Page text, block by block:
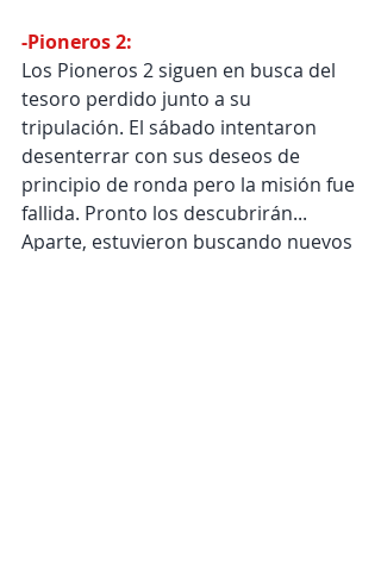
-Pioneros 2:
Los Pioneros 2 siguen en busca del
tesoro perdido junto a su
tripulación. El sábado intentaron
desenterrar con sus deseos de
principio de ronda pero la misión fue
fallida. Pronto los descubrirán...
Aparte, estuvieron buscando nuevos